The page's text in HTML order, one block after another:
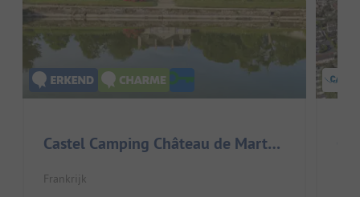
Castel Camping Château de Martragny
Frankrijk